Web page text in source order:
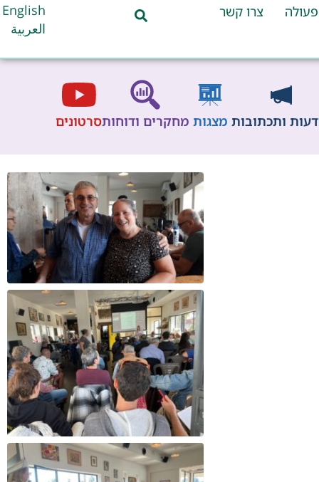
צרו קשר
English
العربية
ותכתובות מצגות מחקרים ודוחותסרטונים